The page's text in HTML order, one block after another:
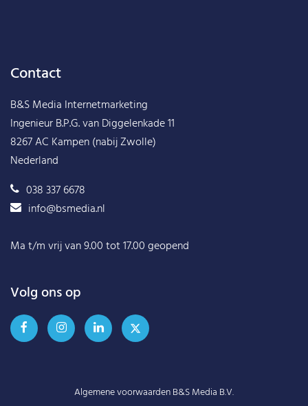
Contact
B&S Media Internetmarketing
Ingenieur B.P.G. van Diggelenkade 11
8267 AC Kampen (nabij Zwolle)
Nederland
038 337 6678
info@bsmedia.nl
Ma t/m vrij van 9.00 tot 17.00 geopend
Volg ons op
Algemene voorwaarden B&S Media B.V.